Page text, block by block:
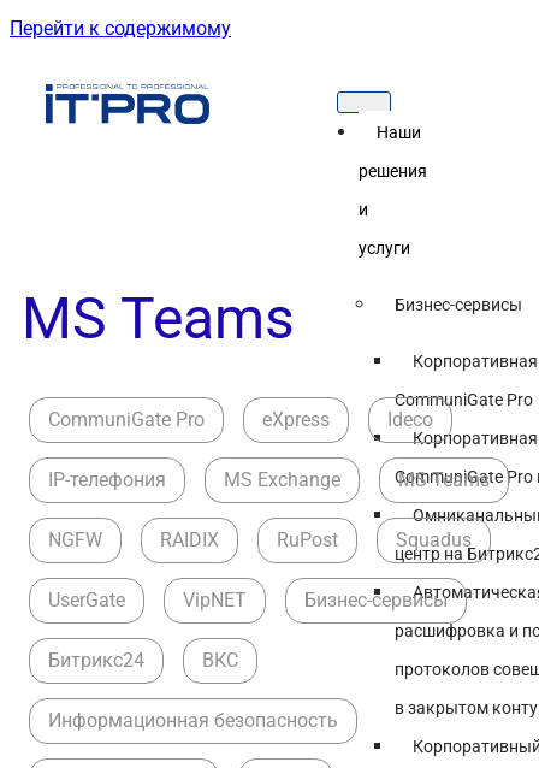
Перейти к содержимому
Наши
решения
и
услуги
Бизнес-сервисы
CommuniGate Pro
CommuniGate Pro
центр на
расшифровка и
протоколов
в закрытом
MS Teams
CommuniGate Pro eXpress Ideco
IP-телефония MS Exchange MS Teams
NGFW RAIDIX RuPost Squadus
UserGate VipNET Бизнес-сервисы
Битрикс24 ВКС
Информационная безопасность